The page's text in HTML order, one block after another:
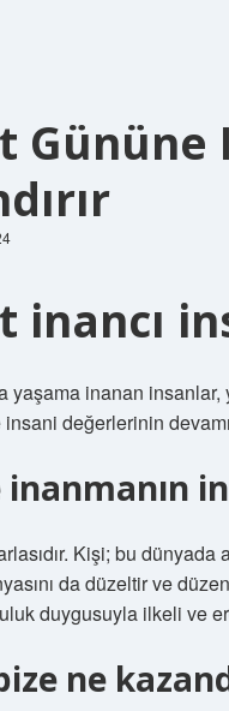
Gününe
inancı
yaşama inanan
insani değerlerinin
Kişi; bu
da düzeltir ve
duygusuyla ilkeli ve
ne